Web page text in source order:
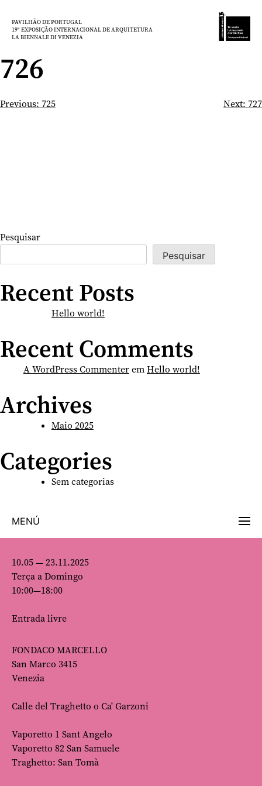
paraPAVILHÃO DE PORTUGAL
19ª EXPOSIÇÃO INTERNACIONAL DE ARQUITETURA
LA BIENNALE DI VENEZIA
726
Navegação
Previous: 725 Next: 727
Pesquisar
Pesquisar
Recent Posts
Hello world!
Recent Comments
A WordPress CommenteremHello world!
Archives
Maio 2025
Categories
Sem categorias
MENÚ
10.05 — 23.11.2025
Terça a Domingo
10:00—18:00
Entrada livre
FONDACO MARCELLO
San Marco 3415
Venezia
Calle del Traghetto o Ca' Garzoni
Vaporetto 1 Sant Angelo
Vaporetto 82 San Samuele
Traghetto: San Tomà